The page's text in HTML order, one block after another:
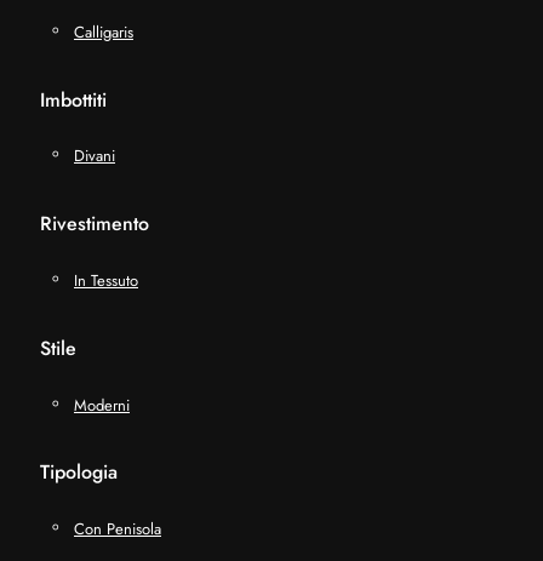
Calligaris
Imbottiti
Divani
Rivestimento
In Tessuto
Stile
Moderni
Tipologia
Con Penisola